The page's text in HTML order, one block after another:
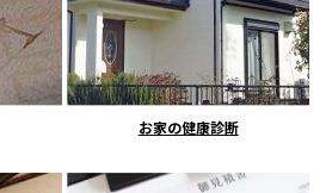
お家の健康診断